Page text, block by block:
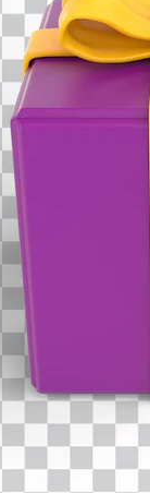
um deine beste
Mehr als 1
Freepik Company